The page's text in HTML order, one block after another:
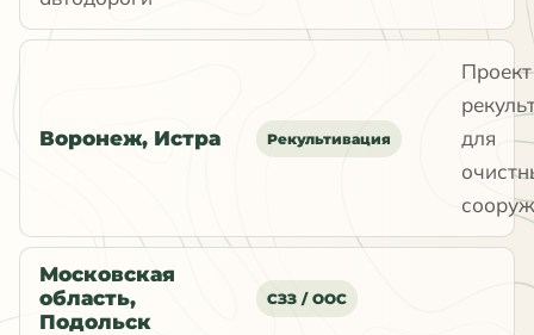
Воронеж, Истра Рекультивация
Проект
для
Московская
область,
Подольск
СЗЗ / ООС